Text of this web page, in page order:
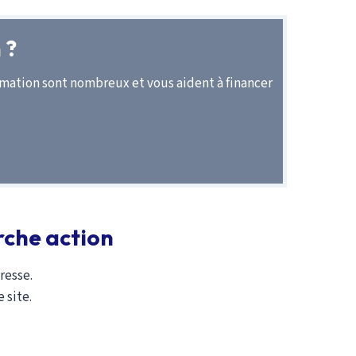
écrites ;
sont nombreux et vous aident à financer
action
site.